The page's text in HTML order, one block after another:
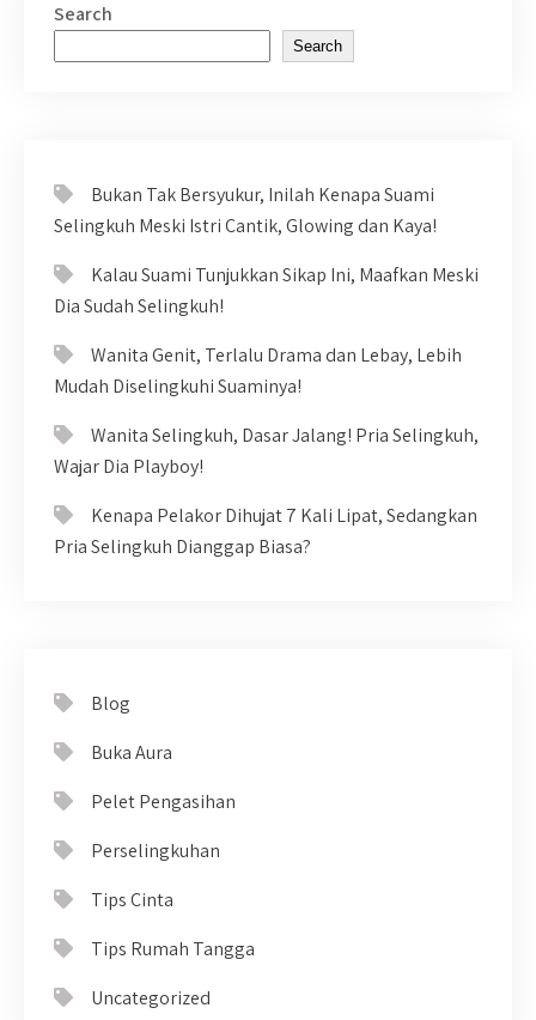
Search
Search
Bukan Tak Bersyukur, Inilah Kenapa Suami
Selingkuh Meski Istri Cantik, Glowing dan Kaya!
Kalau Suami Tunjukkan Sikap Ini, Maafkan Meski
Dia Sudah Selingkuh!
Wanita Genit, Terlalu Drama dan Lebay, Lebih
Mudah Diselingkuhi Suaminya!
Wanita Selingkuh, Dasar Jalang! Pria Selingkuh,
Wajar Dia Playboy!
Kenapa Pelakor Dihujat 7 Kali Lipat, Sedangkan
Pria Selingkuh Dianggap Biasa?
Blog
Buka Aura
Pelet Pengasihan
Perselingkuhan
Tips Cinta
Tips Rumah Tangga
Uncategorized